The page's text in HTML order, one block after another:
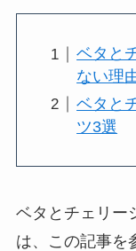
ベタと
ない理
ベタと
ツ3選
ベタとチェリー
は、この記事を